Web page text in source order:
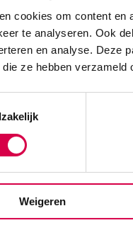
cookies om content
te analyseren. Ook
en analyse. Deze
ze hebben
Weigeren
te plaatsen.
Ø 2.5mm